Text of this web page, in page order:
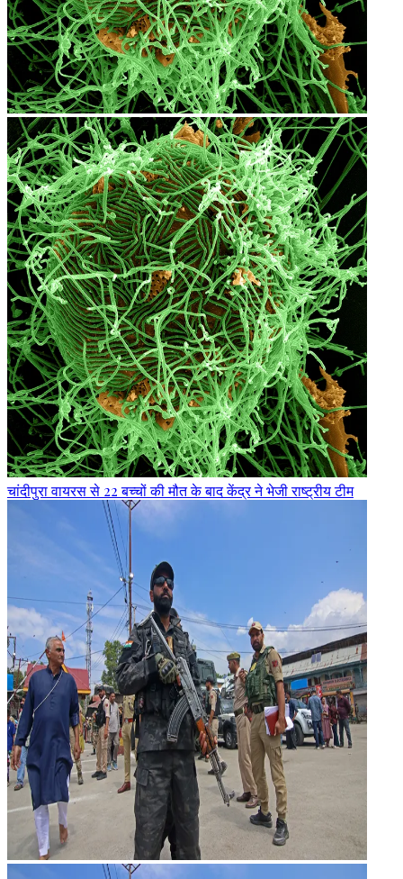
चांदीपुरा वायरस से 22 बच्चों की मौत के बाद केंद्र ने भेजी राष्ट्रीय टीम